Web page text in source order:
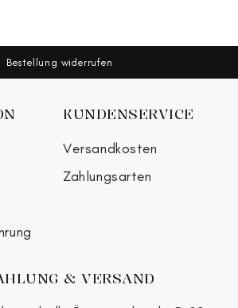
Bestellung widerrufen
KUNDENSERVICE
Versandkosten
Zahlungsarten
& VERSAND